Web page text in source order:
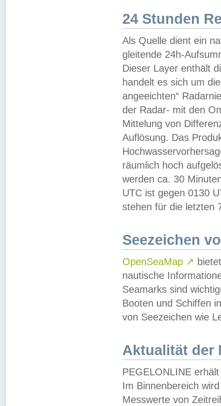
24 Stunden
Als Quelle dient ein
gleitende 24h-
Dieser Layer enthält
handelt es sich um
angeeichten“
der Radar- mit den
Mittelung von
Auflösung. Das
räumlich hoch
werden ca. 30
UTC ist gegen 0130
stehen für die letzten
Seezeichen
OpenSeaMap ↗
nautische
Seamarks sind
Booten und Schiffen
von Seezeichen wie
Aktualität der
PEGELONLINE
Im Binnenbereich
Messwerte von